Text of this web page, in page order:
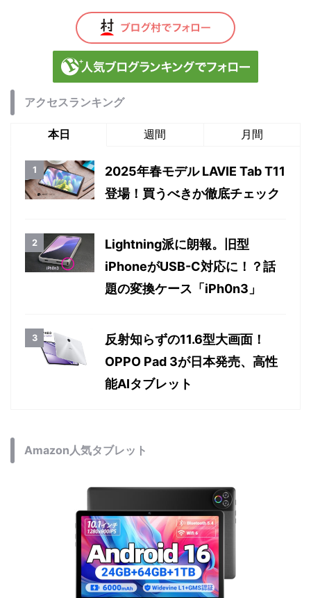
アクセスランキング
本日 週間 月間
2025年春モデル LAVIE Tab T11
登場！買うべきか徹底チェック
Lightning派に朗報。旧型
iPhoneがUSB-C対応に！？話
題の変換ケース「iPh0n3」
反射知らずの11.6型大画面！
OPPO Pad 3が日本発売、高性
能AIタブレット
Amazon人気タブレット